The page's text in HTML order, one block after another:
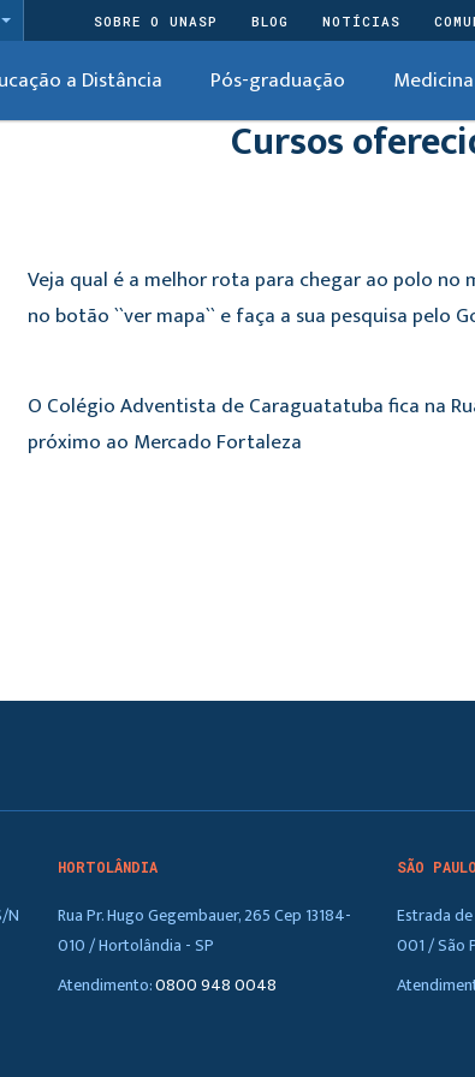
SOBRE O UNASP BLOG NOTÍCIAS
a Distância Pós-graduação Medicina
Cursos
Veja qual é a melhor rota para chegar ao polo no
no botão ``ver mapa`` e faça a sua pesquisa pelo
O Colégio Adventista de Caraguatatuba fica na
próximo ao Mercado Fortaleza
N
HORTOLÂNDIA
Rua Pr. Hugo Gegembauer, 265 Cep 13184-
010 / Hortolândia - SP
Atendimento:0800 948 0048
SÃO PAULO
Estrada
001 / São